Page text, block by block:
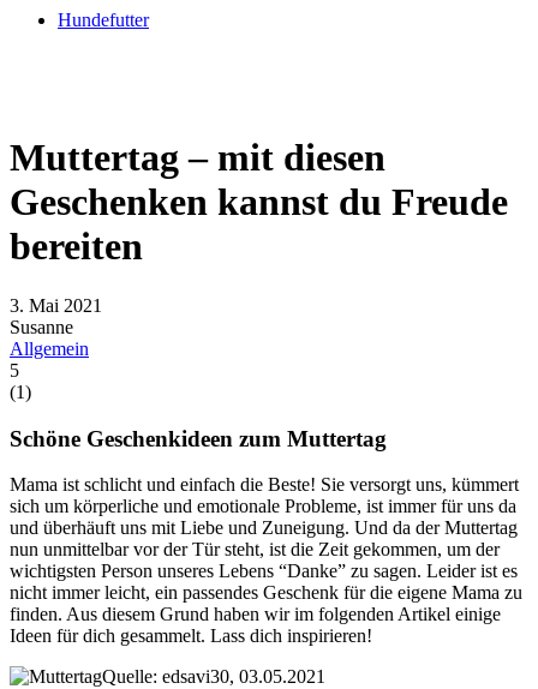
Hundefutter
Muttertag – mit diesen
Geschenken kannst du Freude
bereiten
3. Mai 2021
Susanne
Allgemein
5
(1)
Schöne Geschenkideen zum Muttertag
Mama ist schlicht und einfach die Beste! Sie versorgt uns, kümmert
sich um körperliche und emotionale Probleme, ist immer für uns da
und überhäuft uns mit Liebe und Zuneigung. Und da der Muttertag
nun unmittelbar vor der Tür steht, ist die Zeit gekommen, um der
wichtigsten Person unseres Lebens “Danke” zu sagen. Leider ist es
nicht immer leicht, ein passendes Geschenk für die eigene Mama zu
finden. Aus diesem Grund haben wir im folgenden Artikel einige
Ideen für dich gesammelt. Lass dich inspirieren!
Quelle: edsavi30, 03.05.2021